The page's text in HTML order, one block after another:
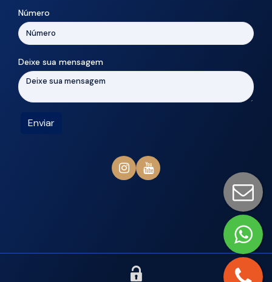
Número
Deixe sua mensagem